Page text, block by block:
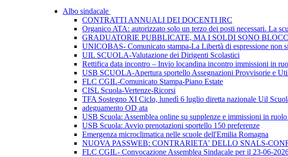
Albo sindacale
CONTRATTI ANNUALI DEI DOCENTI IRC
Organico ATA: autorizzato solo un terzo dei posti necessari. La
GRADUATORIE PUBBLICATE, MA I SOLDI SONO
UNICOBAS- Comunicato stampa-La Libertà di espressione non
UIL SCUOLA-Valutazione dei Dirigenti Scolastici
Rettifica data incontro – Invio locandina incontro immissioni in
USB SCUOLA-Apertura sportello Assegnazioni Provvisorie e
FLC CGIL-Comunicato Stampa-Piano Estate
CISL Scuola-Vertenze-Ricorsi
TFA Sostegno XI Ciclo, lunedì 6 luglio diretta nazionale Uil
adeguamento OD ata
USB Scuola: Assemblea online su supplenze e immissioni in
USB Scuola: Avvio prenotazioni sportello 150 preferenze
Emergenza microclimatica nelle scuole dell'Emilia Romagna
NUOVA PASSWEB: CONTRARIETA' DELLO SNALS-
FLC CGIL- Convocazione Assemblea Sindacale per il 23-06-